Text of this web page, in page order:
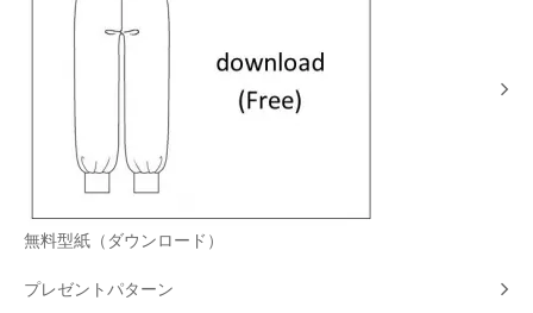
無料型紙（ダウンロード）
プレゼントパターン